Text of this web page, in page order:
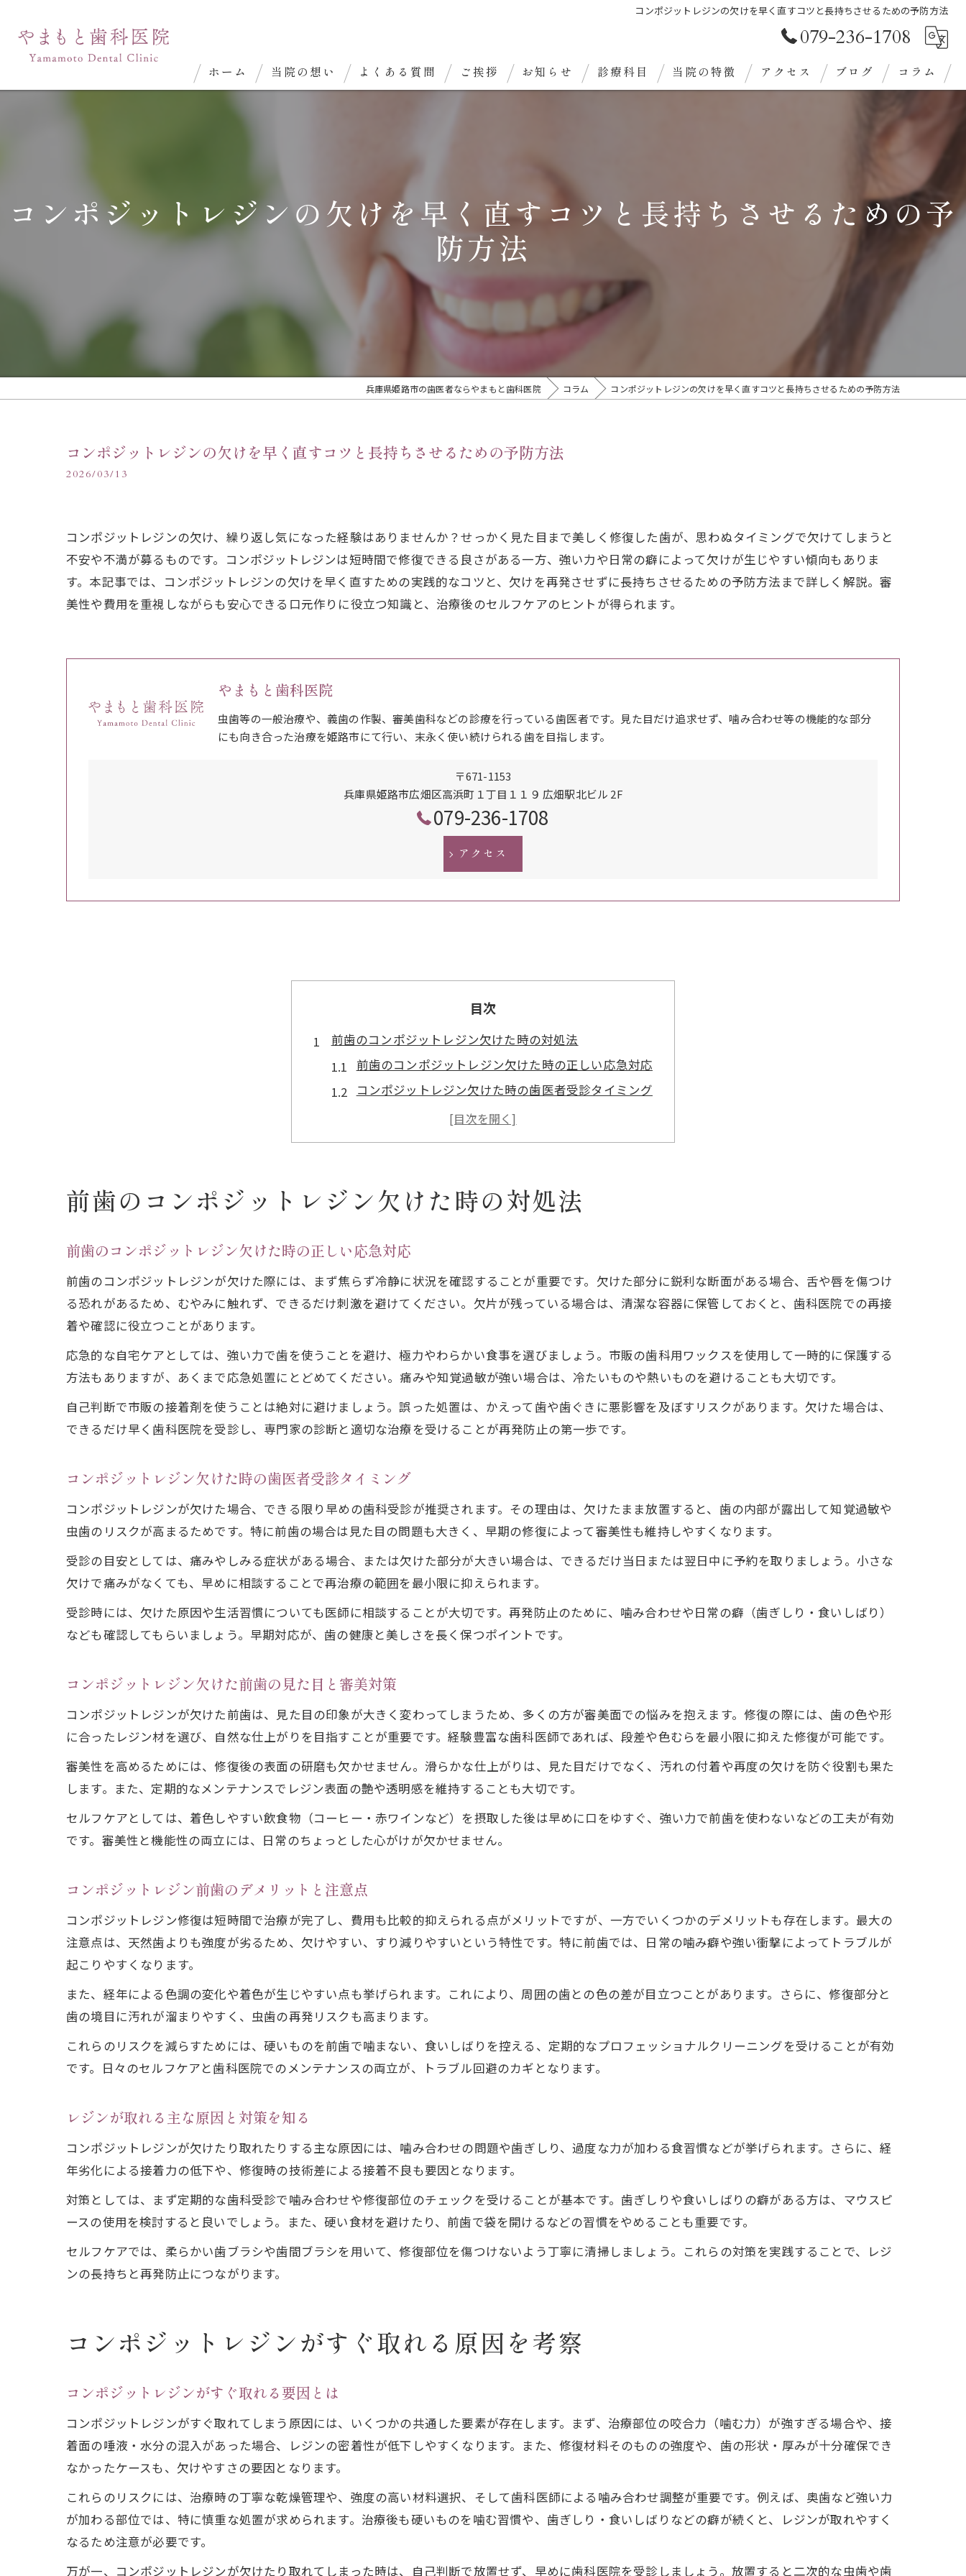
コンポジットレジンの欠けを早く直すコツと長持ちさせるための予防方法
079-236-1708
ホーム 当院の想い よくある質問 ご挨拶 お知らせ 診療科目 当院の特徴
ホワイトニング
アクセス ブログ コラム
コンポジットレジンの欠けを早く直すコツと長持ちさせるための予
防方法
兵庫県姫路市の歯医者ならやまもと歯科医院 コラム コンポジットレジンの欠けを早く直すコツと長持ちさせるための予防方法
コンポジットレジンの欠けを早く直すコツと長持ちさせるための予防方法
2026/03/13
コンポジットレジンの欠け、繰り返し気になった経験はありませんか？せっかく見た目まで美しく修復した歯が、思わぬタイミングで欠けてしまうと
不安や不満が募るものです。コンポジットレジンは短時間で修復できる良さがある一方、強い力や日常の癖によって欠けが生じやすい傾向もありま
す。本記事では、コンポジットレジンの欠けを早く直すための実践的なコツと、欠けを再発させずに長持ちさせるための予防方法まで詳しく解説。審
美性や費用を重視しながらも安心できる口元作りに役立つ知識と、治療後のセルフケアのヒントが得られます。
やまもと歯科医院
虫歯等の一般治療や、義歯の作製、審美歯科などの診療を行っている歯医者です。見た目だけ追求せず、噛み合わせ等の機能的な部分
にも向き合った治療を姫路市にて行い、末永く使い続けられる歯を目指します。
〒671-1153
兵庫県姫路市広畑区高浜町１丁目１１９ 広畑駅北ビル 2F
079-236-1708
アクセス
目次
前歯のコンポジットレジン欠けた時の対処法
前歯のコンポジットレジン欠けた時の正しい応急対応
コンポジットレジン欠けた時の歯医者受診タイミング
コンポジットレジン欠けた前歯の見た目と審美対策
コンポジットレジン前歯のデメリットと注意点
コンポジットレジンがすぐ取れる原因を考察
コンポジットレジンがすぐ取れる要因とは
前歯レジンがすぐ取れる理由と再発防止策
日常生活の癖がコンポジットレジンに及ぼすリスク
コンポジットレジン欠けた時の自宅での応急処置方法
自分でレジン欠けた際に避けたいNG行動
コンポジットレジン欠けた知恵袋で多い悩みを分析
知恵袋で話題のコンポジットレジン欠け解決方法
前歯欠けたレジン取れる体験談から学ぶ対策
知恵袋で紹介されるレジン欠け最新情報まとめ
ネットで広がるコンポジットレジン欠けの疑問点
コンポジットレジンを長持ちさせる生活習慣
奥歯でも安心なレジン生活習慣のポイント
コンポジットレジンの欠け防止に役立つコツ
前歯レジンがすぐ取れる原因を生活習慣で見直す
コンポジットレジンへの過度な負担を防ぐ習慣
奥歯のレジンが欠けた際の注意点まとめ
奥歯のコンポジットレジン欠けた時の見極め方
奥歯レジンが欠けた場合の適切な対応方法
奥歯のコンポジットレジン修復時の注意点
奥歯レジン欠けた際に噛み合わせを見直す理由
前歯のコンポジットレジン欠けた時の対処法
前歯のコンポジットレジン欠けた時の正しい応急対応
前歯のコンポジットレジンが欠けた際には、まず焦らず冷静に状況を確認することが重要です。欠けた部分に鋭利な断面がある場合、舌や唇を傷つけ
る恐れがあるため、むやみに触れず、できるだけ刺激を避けてください。欠片が残っている場合は、清潔な容器に保管しておくと、歯科医院での再接
着や確認に役立つことがあります。
応急的な自宅ケアとしては、強い力で歯を使うことを避け、極力やわらかい食事を選びましょう。市販の歯科用ワックスを使用して一時的に保護する
方法もありますが、あくまで応急処置にとどめてください。痛みや知覚過敏が強い場合は、冷たいものや熱いものを避けることも大切です。
自己判断で市販の接着剤を使うことは絶対に避けましょう。誤った処置は、かえって歯や歯ぐきに悪影響を及ぼすリスクがあります。欠けた場合は、
できるだけ早く歯科医院を受診し、専門家の診断と適切な治療を受けることが再発防止の第一歩です。
コンポジットレジン欠けた時の歯医者受診タイミング
コンポジットレジンが欠けた場合、できる限り早めの歯科受診が推奨されます。その理由は、欠けたまま放置すると、歯の内部が露出して知覚過敏や
虫歯のリスクが高まるためです。特に前歯の場合は見た目の問題も大きく、早期の修復によって審美性も維持しやすくなります。
受診の目安としては、痛みやしみる症状がある場合、または欠けた部分が大きい場合は、できるだけ当日または翌日中に予約を取りましょう。小さな
欠けで痛みがなくても、早めに相談することで再治療の範囲を最小限に抑えられます。
受診時には、欠けた原因や生活習慣についても医師に相談することが大切です。再発防止のために、噛み合わせや日常の癖（歯ぎしり・食いしばり）
なども確認してもらいましょう。早期対応が、歯の健康と美しさを長く保つポイントです。
コンポジットレジン欠けた前歯の見た目と審美対策
コンポジットレジンが欠けた前歯は、見た目の印象が大きく変わってしまうため、多くの方が審美面での悩みを抱えます。修復の際には、歯の色や形
に合ったレジン材を選び、自然な仕上がりを目指すことが重要です。経験豊富な歯科医師であれば、段差や色むらを最小限に抑えた修復が可能です。
審美性を高めるためには、修復後の表面の研磨も欠かせません。滑らかな仕上がりは、見た目だけでなく、汚れの付着や再度の欠けを防ぐ役割も果た
します。また、定期的なメンテナンスでレジン表面の艶や透明感を維持することも大切です。
セルフケアとしては、着色しやすい飲食物（コーヒー・赤ワインなど）を摂取した後は早めに口をゆすぐ、強い力で前歯を使わないなどの工夫が有効
です。審美性と機能性の両立には、日常のちょっとした心がけが欠かせません。
コンポジットレジン前歯のデメリットと注意点
コンポジットレジン修復は短時間で治療が完了し、費用も比較的抑えられる点がメリットですが、一方でいくつかのデメリットも存在します。最大の
注意点は、天然歯よりも強度が劣るため、欠けやすい、すり減りやすいという特性です。特に前歯では、日常の噛み癖や強い衝撃によってトラブルが
起こりやすくなります。
また、経年による色調の変化や着色が生じやすい点も挙げられます。これにより、周囲の歯との色の差が目立つことがあります。さらに、修復部分と
歯の境目に汚れが溜まりやすく、虫歯の再発リスクも高まります。
これらのリスクを減らすためには、硬いものを前歯で噛まない、食いしばりを控える、定期的なプロフェッショナルクリーニングを受けることが有効
です。日々のセルフケアと歯科医院でのメンテナンスの両立が、トラブル回避のカギとなります。
レジンが取れる主な原因と対策を知る
コンポジットレジンが欠けたり取れたりする主な原因には、噛み合わせの問題や歯ぎしり、過度な力が加わる食習慣などが挙げられます。さらに、経
年劣化による接着力の低下や、修復時の技術差による接着不良も要因となります。
対策としては、まず定期的な歯科受診で噛み合わせや修復部位のチェックを受けることが基本です。歯ぎしりや食いしばりの癖がある方は、マウスピ
ースの使用を検討すると良いでしょう。また、硬い食材を避けたり、前歯で袋を開けるなどの習慣をやめることも重要です。
セルフケアでは、柔らかい歯ブラシや歯間ブラシを用いて、修復部位を傷つけないよう丁寧に清掃しましょう。これらの対策を実践することで、レジ
ンの長持ちと再発防止につながります。
コンポジットレジンがすぐ取れる原因を考察
コンポジットレジンがすぐ取れる要因とは
コンポジットレジンがすぐ取れてしまう原因には、いくつかの共通した要素が存在します。まず、治療部位の咬合力（噛む力）が強すぎる場合や、接
着面の唾液・水分の混入があった場合、レジンの密着性が低下しやすくなります。また、修復材料そのものの強度や、歯の形状・厚みが十分確保でき
なかったケースも、欠けやすさの要因となります。
これらのリスクには、治療時の丁寧な乾燥管理や、強度の高い材料選択、そして歯科医師による噛み合わせ調整が重要です。例えば、奥歯など強い力
が加わる部位では、特に慎重な処置が求められます。治療後も硬いものを噛む習慣や、歯ぎしり・食いしばりなどの癖が続くと、レジンが取れやすく
なるため注意が必要です。
万が一、コンポジットレジンが欠けたり取れてしまった時は、自己判断で放置せず、早めに歯科医院を受診しましょう。放置すると二次的な虫歯や歯